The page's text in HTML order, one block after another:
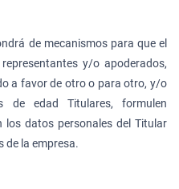
de mecanismos para que el
y/o apoderados,
a favor de otro o para otro, y/o
de edad Titulares, formulen
los datos personales del Titular
de la empresa.